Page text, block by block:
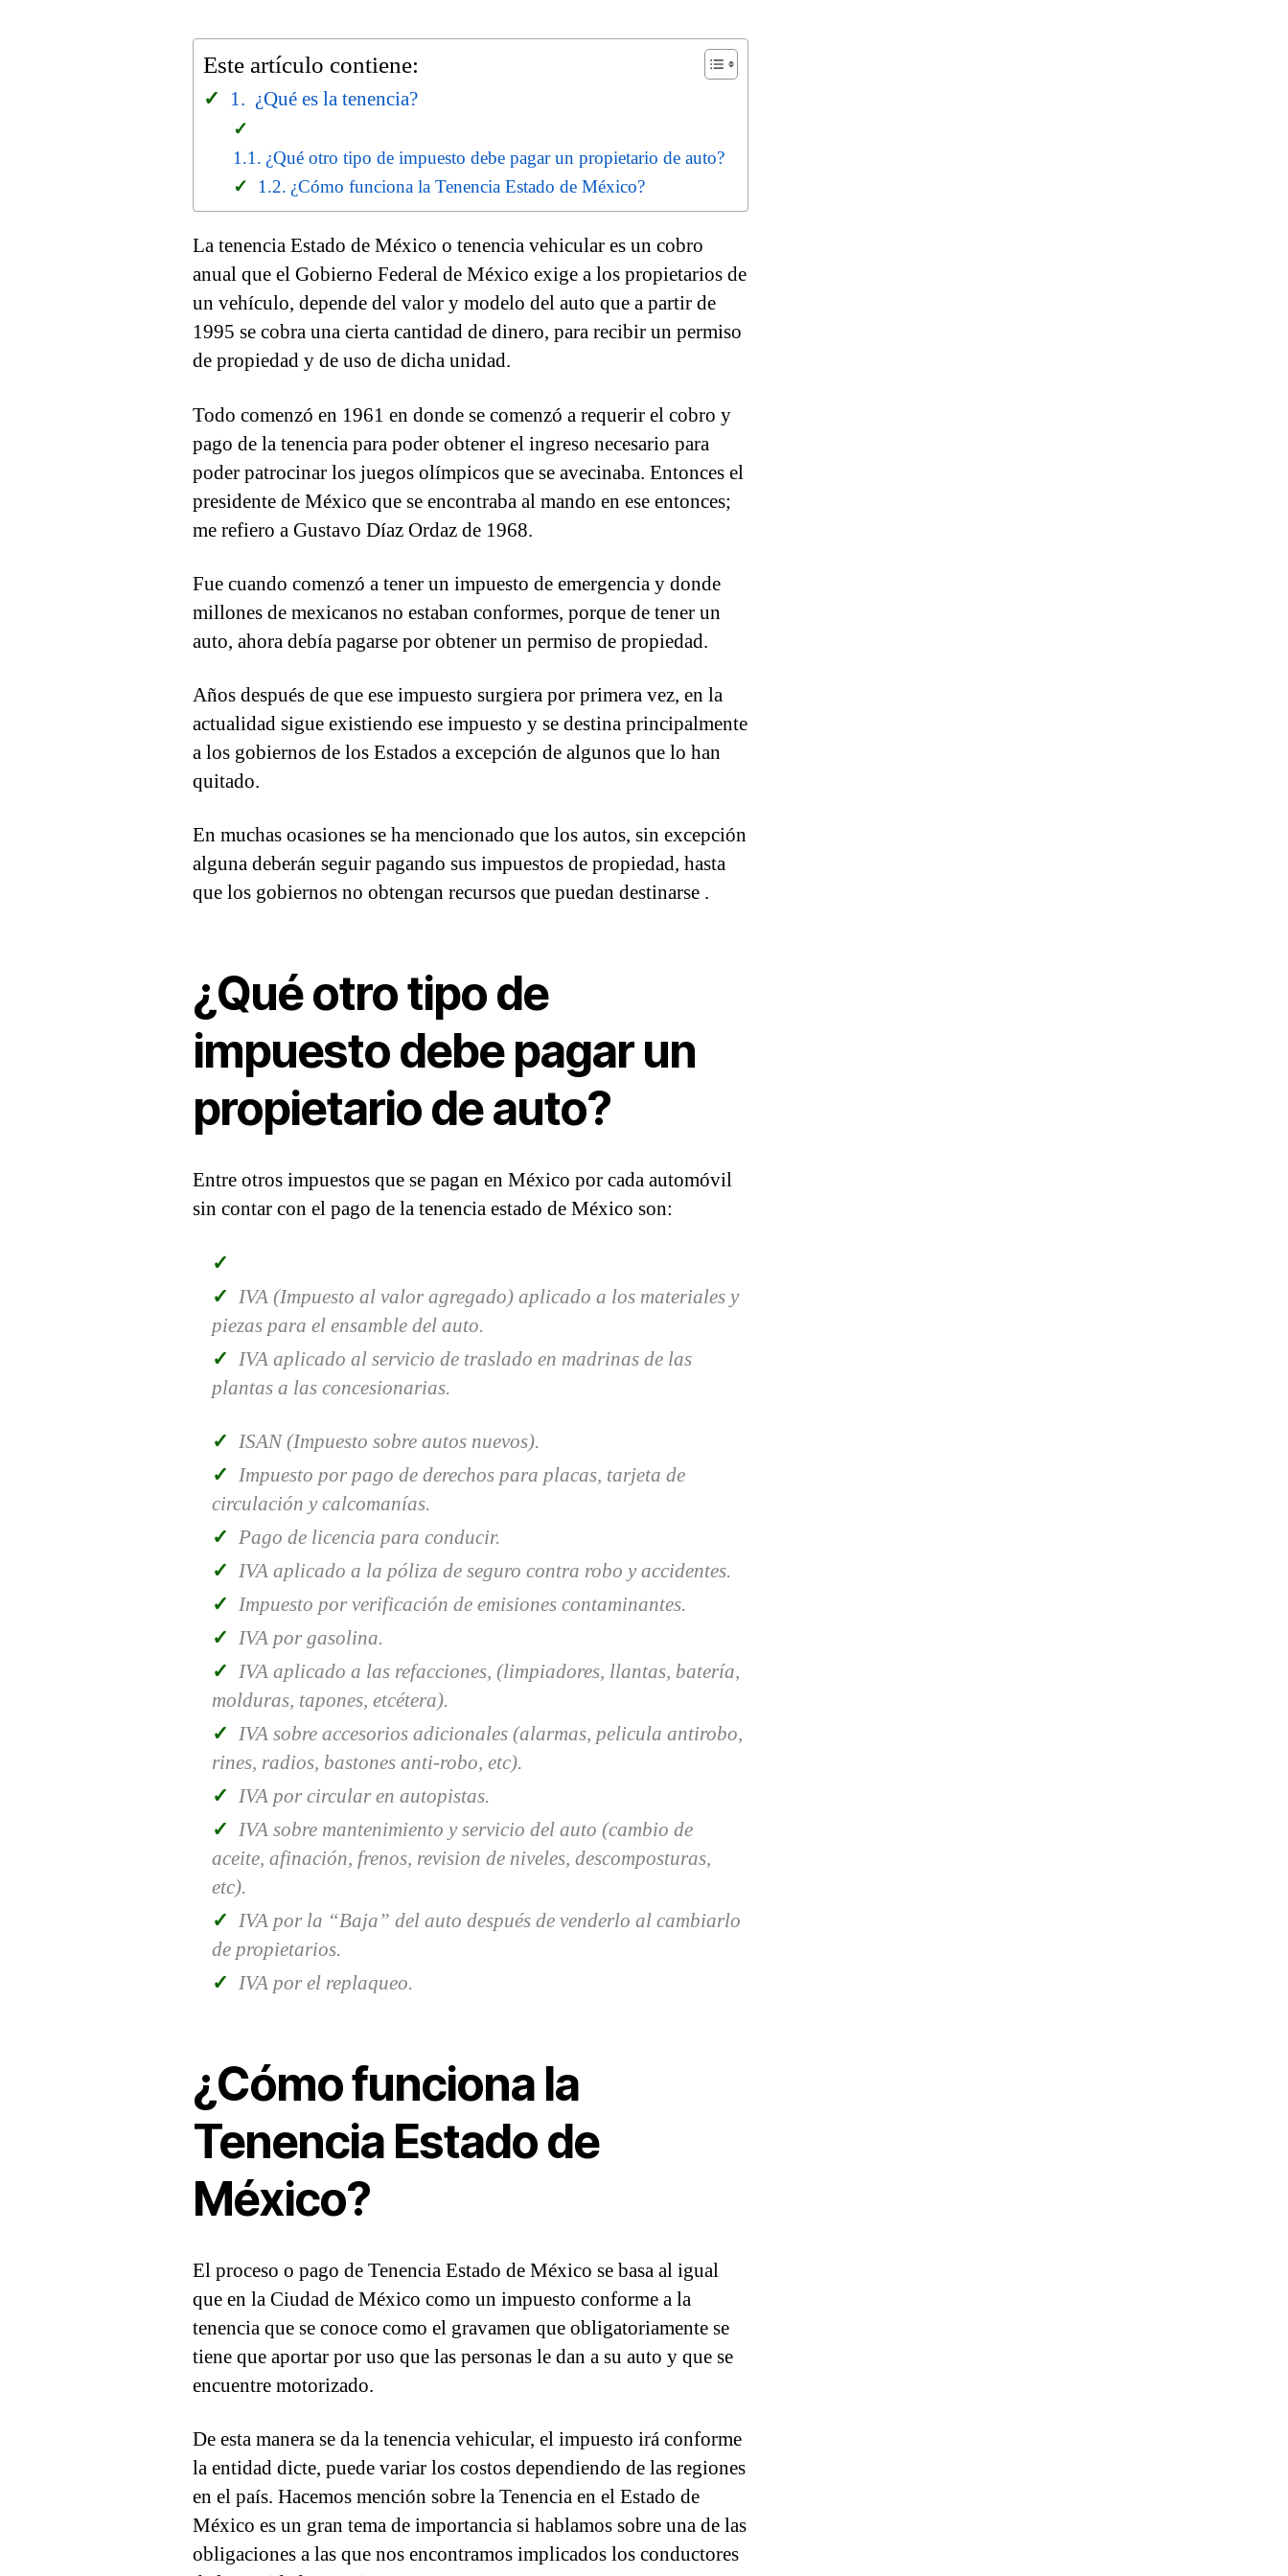
Este artículo contiene:
¿Qué es la tenencia?
¿Qué otro tipo de impuesto debe pagar un propietario de auto?
¿Cómo funciona la Tenencia Estado de México?
La tenencia Estado de México o tenencia vehicular es un cobro
anual que el Gobierno Federal de México exige a los propietarios de
un vehículo, depende del valor y modelo del auto que a partir de
1995 se cobra una cierta cantidad de dinero, para recibir un permiso
de propiedad y de uso de dicha unidad.
Todo comenzó en 1961 en donde se comenzó a requerir el cobro y
pago de la tenencia para poder obtener el ingreso necesario para
poder patrocinar los juegos olímpicos que se avecinaba. Entonces el
presidente de México que se encontraba al mando en ese entonces;
me refiero a Gustavo Díaz Ordaz de 1968.
Fue cuando comenzó a tener un impuesto de emergencia y donde
millones de mexicanos no estaban conformes, porque de tener un
auto, ahora debía pagarse por obtener un permiso de propiedad.
Años después de que ese impuesto surgiera por primera vez, en la
actualidad sigue existiendo ese impuesto y se destina principalmente
a los gobiernos de los Estados a excepción de algunos que lo han
quitado.
En muchas ocasiones se ha mencionado que los autos, sin excepción
alguna deberán seguir pagando sus impuestos de propiedad, hasta
que los gobiernos no obtengan recursos que puedan destinarse .
¿Qué otro tipo de
impuesto debe pagar un
propietario de auto?
Entre otros impuestos que se pagan en México por cada automóvil
sin contar con el pago de la tenencia estado de México son:
IVA (Impuesto al valor agregado) aplicado a los materiales y
piezas para el ensamble del auto.
IVA aplicado al servicio de traslado en madrinas de las
plantas a las concesionarias.
ISAN (Impuesto sobre autos nuevos).
Impuesto por pago de derechos para placas, tarjeta de
circulación y calcomanías.
Pago de licencia para conducir.
IVA aplicado a la póliza de seguro contra robo y accidentes.
Impuesto por verificación de emisiones contaminantes.
IVA por gasolina.
IVA aplicado a las refacciones, (limpiadores, llantas, batería,
molduras, tapones, etcétera).
IVA sobre accesorios adicionales (alarmas, pelicula antirobo,
rines, radios, bastones anti-robo, etc).
IVA por circular en autopistas.
IVA sobre mantenimiento y servicio del auto (cambio de
aceite, afinación, frenos, revision de niveles, descomposturas,
etc).
IVA por la “Baja” del auto después de venderlo al cambiarlo
de propietarios.
IVA por el replaqueo.
¿Cómo funciona la
Tenencia Estado de
México?
El proceso o pago de Tenencia Estado de México se basa al igual
que en la Ciudad de México como un impuesto conforme a la
tenencia que se conoce como el gravamen que obligatoriamente se
tiene que aportar por uso que las personas le dan a su auto y que se
encuentre motorizado.
De esta manera se da la tenencia vehicular, el impuesto irá conforme
la entidad dicte, puede variar los costos dependiendo de las regiones
en el país. Hacemos mención sobre la Tenencia en el Estado de
México es un gran tema de importancia si hablamos sobre una de las
obligaciones a las que nos encontramos implicados los conductores